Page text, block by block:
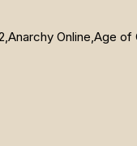
Online,Age of